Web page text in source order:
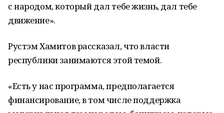
с народом, который дал тебе жизнь, дал тебе
движение».
Рустэм Хамитов рассказал, что власти
республики занимаются этой темой.
«Есть у нас программа, предполагается
финансирование, в том числе поддержка